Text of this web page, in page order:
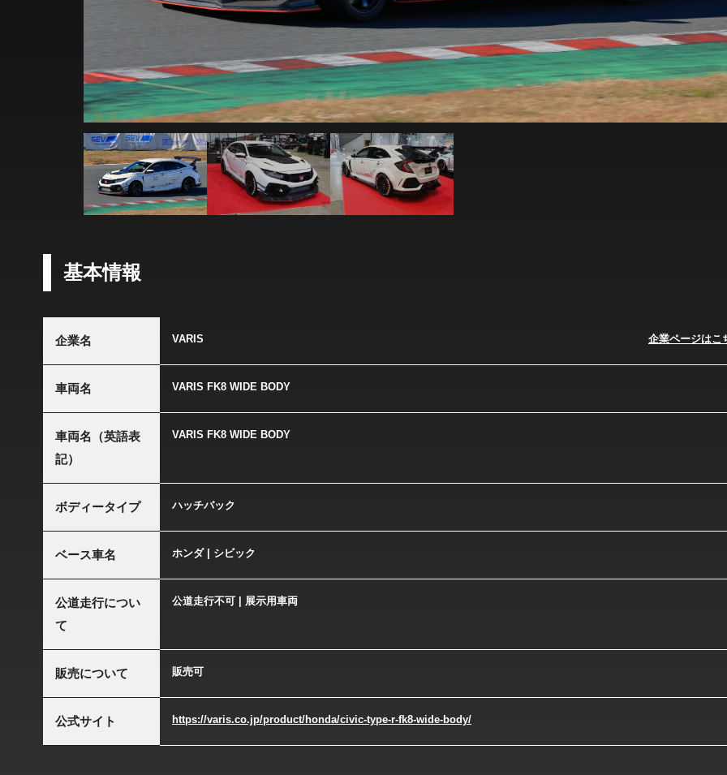
基本情報
企業名 VARIS 企業ページはこ
車両名 VARIS FK8 WIDE BODY
車両名（英語表
記）
VARIS FK8 WIDE BODY
ボディータイプ ハッチバック
ベース車名 ホンダ | シビック
公道走行につい
て
公道走行不可 | 展示用車両
販売について 販売可
公式サイト https://varis.co.jp/product/honda/civic-type-r-fk8-wide-body/